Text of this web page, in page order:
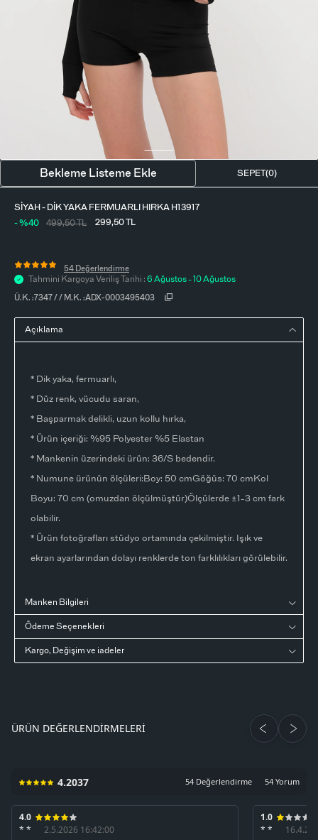
Açıklama
* Dik yaka, fermuarlı,
* Düz renk, vücudu saran,
* Başparmak delikli, uzun kollu hırka,
* Ürün içeriği: %95 Polyester %5 Elastan
* Mankenin üzerindeki ürün: 36/S bedendir.
* Numune ürünün ölçüleri:Boy: 50 cmGöğüs: 70 cmKol
Boyu: 70 cm (omuzdan ölçülmüştür)Ölçülerde ±1-3 cm fark
olabilir.
* Ürün fotoğrafları stüdyo ortamında çekilmiştir. Işık ve
ekran ayarlarından dolayı renklerde ton farklılıkları görülebilir.
Manken Bilgileri
Ödeme Seçenekleri
Kargo, Değişim ve iadeler
Ü.K. :7347/ / M.K. :ADX-0003495403
SIYAH - DIK YAKA FERMUARLI HIRKA H13917
499,50TL 299,50TL
- %40
54 Değerlendirme
Tahmini Kargoya Veriliş Tarihi : 6 Ağustos - 10 Ağustos
SEPET(0)
Bekleme Listeme Ekle
ÜRÜN DEĞERLENDIRMELERI
4.2037 54 Değerlendirme 54 Yorum
4.0
* *
2.5.2026 16:42:00
1.0
* *
FULAR-SAÇ BANDI
VÜCUT AKSESUARI